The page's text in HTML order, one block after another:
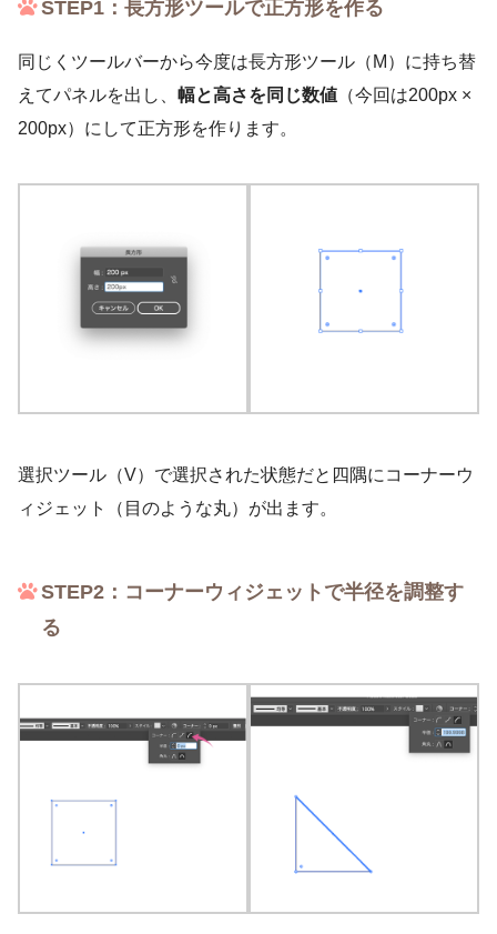
STEP1：長方形ツールで正方形を作る
同じくツールバーから今度は長方形ツール（M）に持ち替
えてパネルを出し、 幅と高さを同じ数値 （今回は200px ×
200px）にして正方形を作ります。
選択ツール（V）で選択された状態だと四隅にコーナーウ
ィジェット（目のような丸）が出ます。
STEP2：コーナーウィジェットで半径を調整す
る